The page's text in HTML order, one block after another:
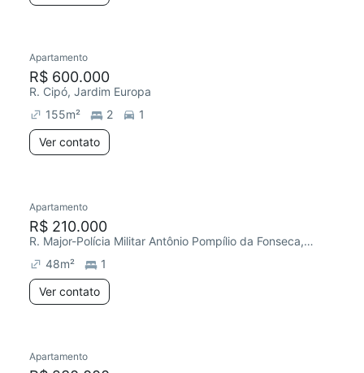
Chegou este mês
Apartamento
R$ 600.000
R. Cipó, Jardim Europa
155m² 2
1
Ver contato
Apartamento
R$ 210.000
R. Major-Polícia Militar Antônio Pompílio da Fonseca, Jardim Europa
48m²
1
Ver contato
Apartamento